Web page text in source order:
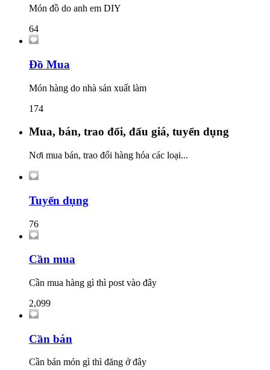
Món đồ do anh em DIY
64
Đồ Mua
Món hàng do nhà sản xuất làm
174
Mua, bán, trao đổi, đấu giá, tuyển dụng
Nơi mua bán, trao đổi hàng hóa các loại...
Tuyển dụng
76
Cần mua
Cần mua hàng gì thì post vào đây
2,099
Cần bán
Cần bán món gì thì đăng ở đây